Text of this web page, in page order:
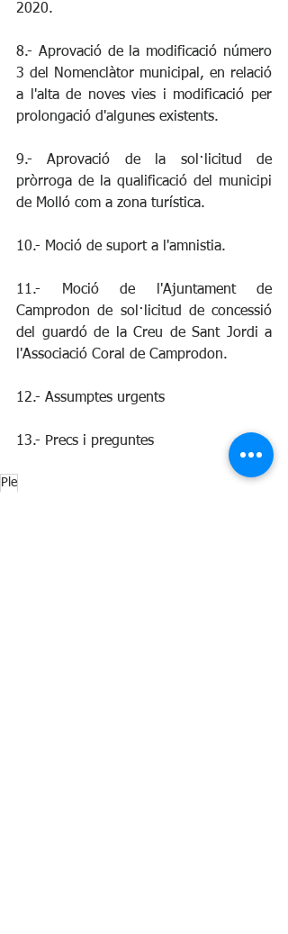
2020.
8.- Aprovació de la modificació número
3 del Nomenclàtor municipal, en relació
a l'alta de noves vies i modificació per
prolongació d'algunes existents.
9.- Aprovació de la sol·licitud de
pròrroga de la qualificació del municipi
de Molló com a zona turística.
10.- Moció de suport a l'amnistia.
11.- Moció de l'Ajuntament de
Camprodon de sol·licitud de concessió
del guardó de la Creu de Sant Jordi a
l'Associació Coral de Camprodon.
12.- Assumptes urgents
13.- Precs i preguntes
Ple